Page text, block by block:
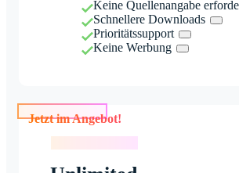
Keine Quellenangabe
Schnellere Downloads
Prioritätssupport
Keine Werbung
Jetzt im Angebot!